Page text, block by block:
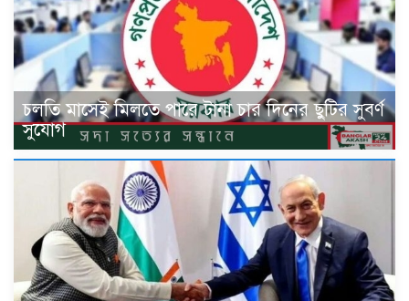
চলতি মাসেই মিলতে পারে টানা চার দিনের ছুটির সুবর্ণ
সুযোগ